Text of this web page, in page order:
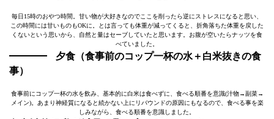
毎日15時のおやつ時間。甘い物が大好きなのでここを削ったら逆にストレスになると思い、
この時間には甘いものもOKに。とは言っても体重が減ってくると、折角落ちた体重を戻した
くないという思いから、自然と量はセーブしていたと思います。お腹が空いたらナッツを食
べていました。
夕食（食事前のコップ一杯の水＋白米抜きの食
事）
食事前にコップ一杯の水を飲み、基本的に白米は食べずに、食べる順番を意識(汁物→副菜→
メイン)。あまり神経質になると続かない上にリバウンドの原因にもなるので、食べる事を楽
しみながら、食べる順番を意識しました。